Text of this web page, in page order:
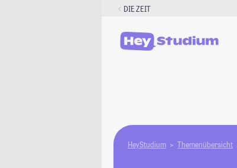
DIE ZEIT
HeyStudium Themenübersicht